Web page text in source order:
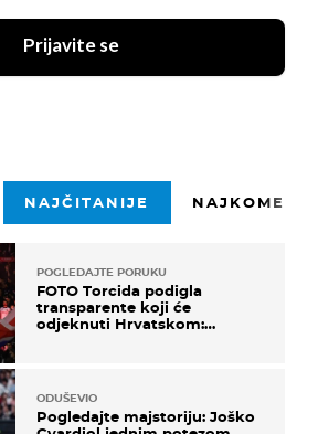
Prijavite se
NAJČITANIJE
POGLEDAJTE PORUKU
FOTO Torcida podigla
transparente koji će
odjeknuti Hrvatskom:
ODUŠEVIO
Pogledajte majstoriju: Joško